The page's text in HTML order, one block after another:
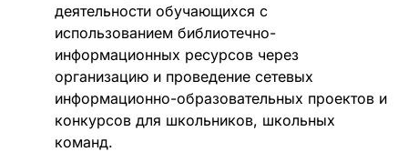
деятельности обучающихся с
использованием библиотечно-
информационных ресурсов через
организацию и проведение сетевых
информационно-образовательных проектов и
конкурсов для школьников, школьных
команд.